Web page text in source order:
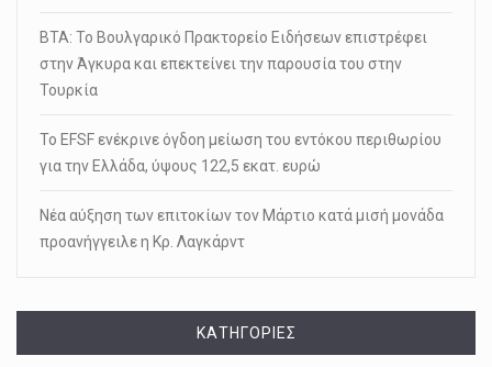
ΒΤΑ: Το Βουλγαρικό Πρακτορείο Ειδήσεων επιστρέφει
στην Άγκυρα και επεκτείνει την παρουσία του στην
Τουρκία
Το EFSF ενέκρινε όγδοη μείωση του εντόκου περιθωρίου
για την Ελλάδα, ύψους 122,5 εκατ. ευρώ
Nέα αύξηση των επιτοκίων τον Μάρτιο κατά μισή μονάδα
προανήγγειλε η Κρ. Λαγκάρντ
KΑΤΗΓΟΡΊΕΣ